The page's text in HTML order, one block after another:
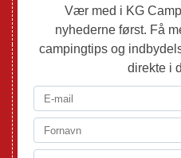
KG Camping Kundeklub
Nyheder
Adria
Adria Autocampere
Eriba
Fendt